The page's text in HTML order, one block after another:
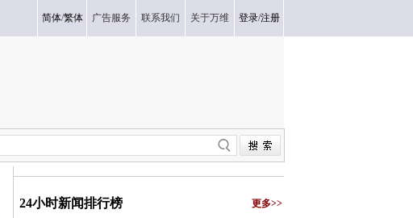
简体/繁体 广告服务 联系我们 关于万维 登录/注册
24小时新闻排行榜 更多>>